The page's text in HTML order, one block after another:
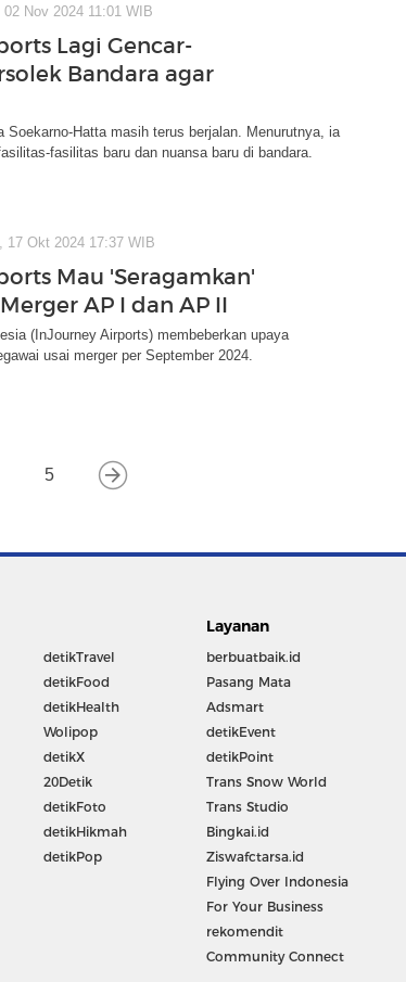
02 Nov 2024 11:01 WIB
Lagi Gencar-
Bandara agar
Soekarno-Hatta masih terus berjalan. Menurutnya, ia
fasilitas baru dan nuansa baru di bandara.
17 Okt 2024 17:37 WIB
Mau 'Seragamkan'
AP I dan AP II
(InJourney Airports) membeberkan upaya
usai merger per September 2024.
5
detikTravel
detikFood
detikHealth
Wolipop
detikX
20Detik
detikFoto
detikHikmah
detikPop
Layanan
berbuatbaik.id
Pasang Mata
Adsmart
detikEvent
detikPoint
Trans Snow World
Trans Studio
Bingkai.id
Ziswafctarsa.id
Flying Over Indonesia
For Your Business
rekomendit
Community Connect